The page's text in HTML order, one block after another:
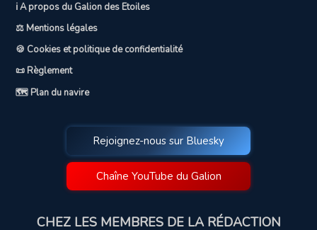
ℹ️ A propos du Galion des Etoiles
⚖️ Mentions légales
🍪 Cookies et politique de confidentialité
📜 Règlement
🗺️ Plan du navire
Rejoignez-nous sur Bluesky
Chaîne YouTube du Galion
CHEZ LES MEMBRES DE LA RÉDACTION